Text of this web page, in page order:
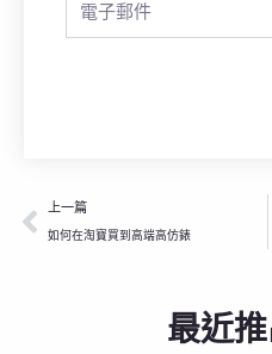
上一頁
上一篇
如何在淘寶買到高端高仿錶
最近